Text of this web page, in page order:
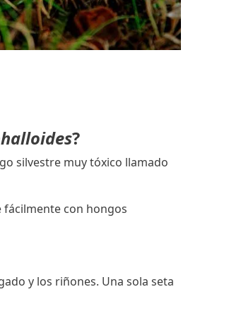
?
silvestre muy tóxico llamado
fácilmente con hongos
y los riñones. Una sola seta